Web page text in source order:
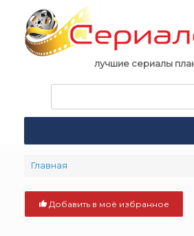
content
лучшие сериалы
поиска:
Главная
Добавить в моё избранное